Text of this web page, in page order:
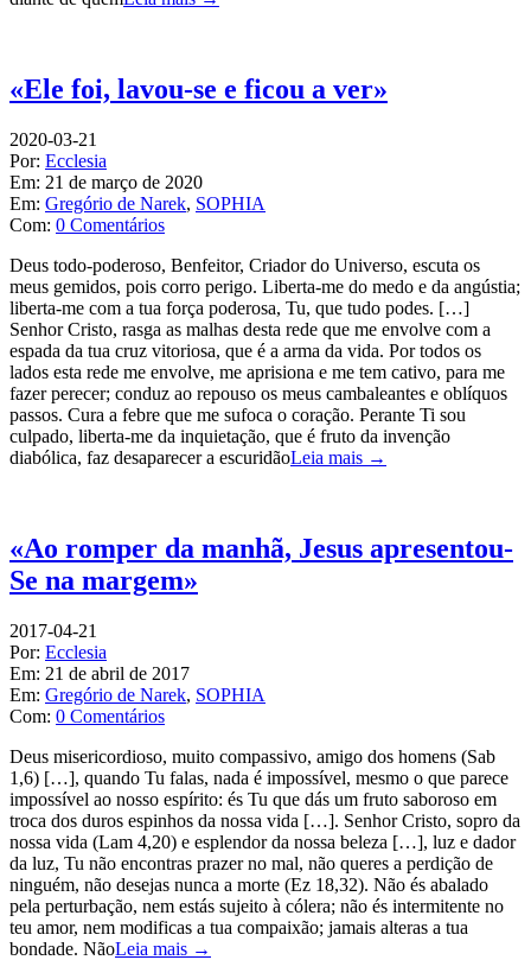
«Ele foi, lavou-se e ficou a ver»
2020-03-21
Por: Ecclesia
Em: 21 de março de 2020
Em: Gregório de Narek, SOPHIA
Com: 0 Comentários
Deus todo-poderoso, Benfeitor, Criador do Universo, escuta os
meus gemidos, pois corro perigo. Liberta-me do medo e da angústia;
liberta-me com a tua força poderosa, Tu, que tudo podes. […]
Senhor Cristo, rasga as malhas desta rede que me envolve com a
espada da tua cruz vitoriosa, que é a arma da vida. Por todos os
lados esta rede me envolve, me aprisiona e me tem cativo, para me
fazer perecer; conduz ao repouso os meus cambaleantes e oblíquos
passos. Cura a febre que me sufoca o coração. Perante Ti sou
culpado, liberta-me da inquietação, que é fruto da invenção
diabólica, faz desaparecer a escuridãoLeia mais →
«Ao romper da manhã, Jesus apresentou-
Se na margem»
2017-04-21
Por: Ecclesia
Em: 21 de abril de 2017
Em: Gregório de Narek, SOPHIA
Com: 0 Comentários
Deus misericordioso, muito compassivo, amigo dos homens (Sab
1,6) […], quando Tu falas, nada é impossível, mesmo o que parece
impossível ao nosso espírito: és Tu que dás um fruto saboroso em
troca dos duros espinhos da nossa vida […]. Senhor Cristo, sopro da
nossa vida (Lam 4,20) e esplendor da nossa beleza […], luz e dador
da luz, Tu não encontras prazer no mal, não queres a perdição de
ninguém, não desejas nunca a morte (Ez 18,32). Não és abalado
pela perturbação, nem estás sujeito à cólera; não és intermitente no
teu amor, nem modificas a tua compaixão; jamais alteras a tua
bondade. NãoLeia mais →